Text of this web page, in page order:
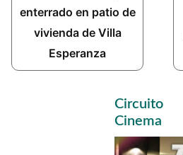
Post:
enterrado en patio de
vivienda de Villa
Esperanza
Primary
Sidebar
Circuito
Cinema